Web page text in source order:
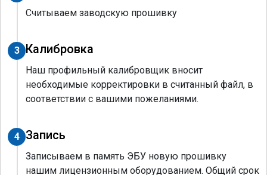
Считываем заводскую прошивку
3 Калибровка
Наш профильный калибровщик вносит
необходимые корректировки в считанный файл, в
соответствии с вашими пожеланиями.
4 Запись
Записываем в память ЭБУ новую прошивку
нашим лицензионным оборудованием. Общий срок